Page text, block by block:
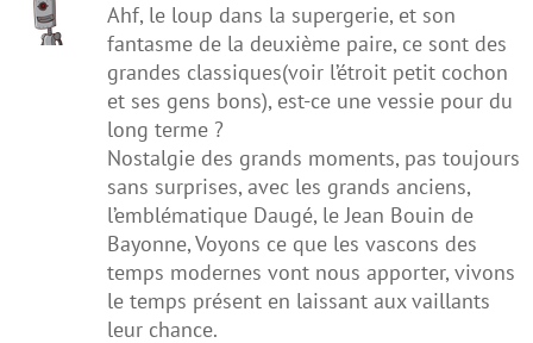
Ahf, le loup dans la supergerie, et son
fantasme de la deuxième paire, ce sont des
grandes classiques(voir l’étroit petit cochon
et ses gens bons), est-ce une vessie pour du
long terme ?
Nostalgie des grands moments, pas toujours
sans surprises, avec les grands anciens,
l’emblématique Daugé, le Jean Bouin de
Bayonne, Voyons ce que les vascons des
temps modernes vont nous apporter, vivons
le temps présent en laissant aux vaillants
leur chance.